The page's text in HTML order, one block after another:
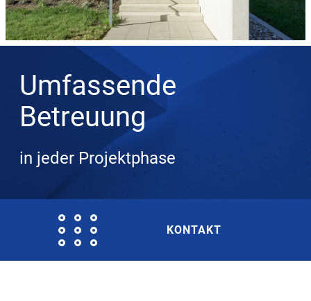
Umfassende
Betreuung
in jeder Projektphase
KONTAKT